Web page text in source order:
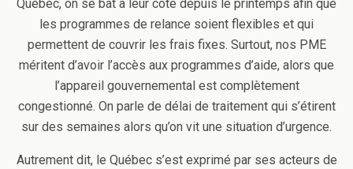
Québec, on se bat à leur côté depuis le printemps afin que
les programmes de relance soient flexibles et qui
permettent de couvrir les frais fixes. Surtout, nos PME
méritent d’avoir l’accès aux programmes d’aide, alors que
l’appareil gouvernemental est complètement
congestionné. On parle de délai de traitement qui s’étirent
sur des semaines alors qu’on vit une situation d’urgence.
Autrement dit, le Québec s’est exprimé par ses acteurs de